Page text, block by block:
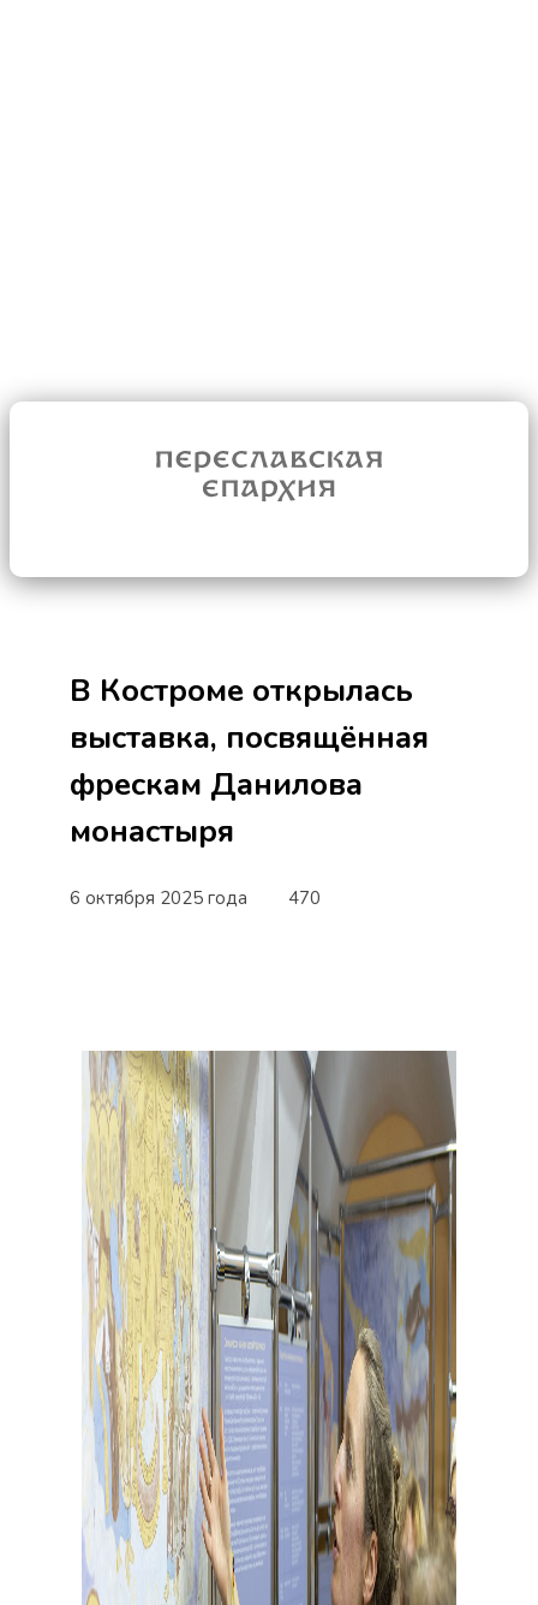
В Костроме открылась
выставка, посвящённая
фрескам Данилова
монастыря
6 октября 2025 года 470